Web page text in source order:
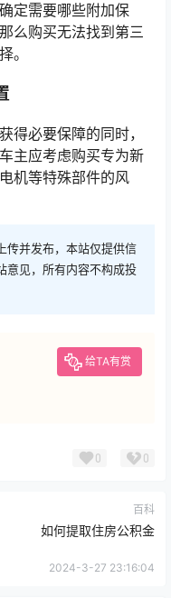
定需要哪些附加保
么购买无法找到第三
。
得必要保障的同时，
主应考虑购买专为新
机等特殊部件的风
传并发布，本站仅提供信
意见，所有内容不构成投
给TA有赏
0 0
百科
如何提取住房公积金
2024-3-27 23:16:04